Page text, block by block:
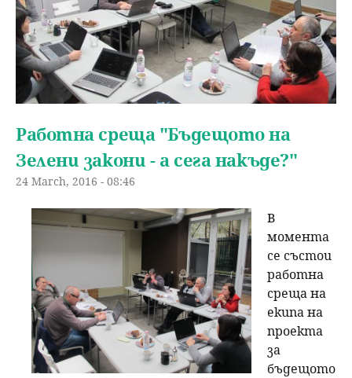
Работна среща "Бъдещото на
Зелени закони - а сега накъде?"
24 March, 2016 - 08:46
В
момента
се състои
работна
среща на
екипа на
проекта
за
бъдещото